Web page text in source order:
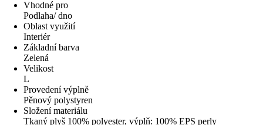
Vhodné pro
Podlaha/ dno
Oblast využití
Interiér
Základní barva
Zelená
Velikost
L
Provedení výplně
Pěnový polystyren
Složení materiálu
Tkaný plyš 100% polyester, výplň: 100% EPS perly